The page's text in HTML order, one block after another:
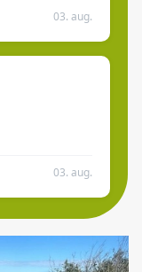
03. aug.
03. aug.